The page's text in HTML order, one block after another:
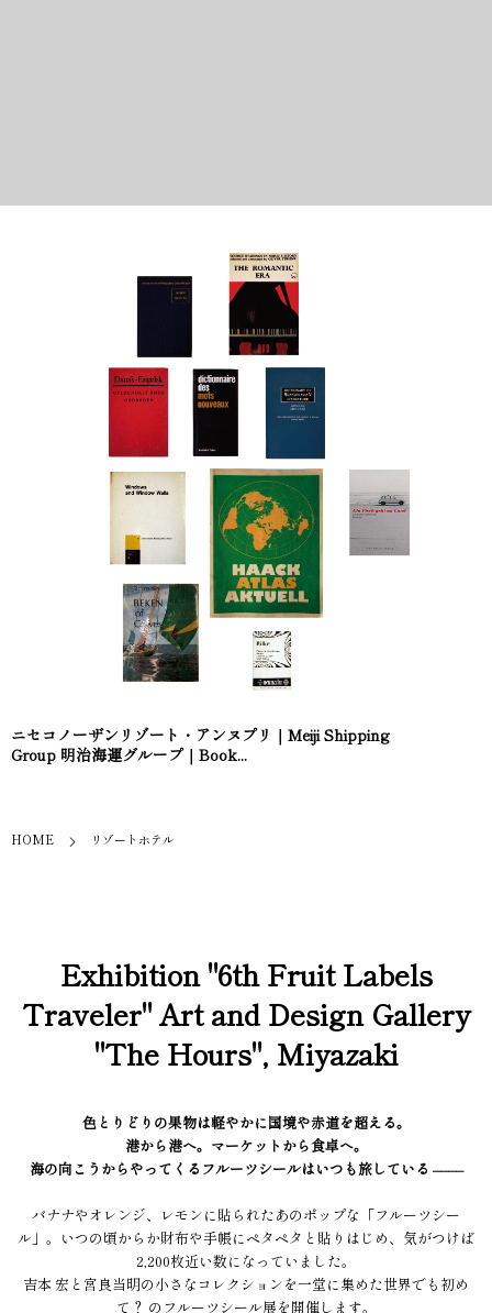
ニセコノーザンリゾート・アンヌプリ｜Meiji Shipping
Group 明治海運グループ｜Book...
HOME リゾートホテル
Exhibition "6th Fruit Labels
Traveler" Art and Design Gallery
"The Hours", Miyazaki
色とりどりの果物は軽やかに国境や赤道を超える。
港から港へ。マーケットから食卓へ。
海の向こうからやってくるフルーツシールはいつも旅している ––––
バナナやオレンジ、レモンに貼られたあのポップな「フルーツシー
ル」。いつの頃からか財布や手帳にペタペタと貼りはじめ、気がつけば
2,200枚近い数になっていました。
吉本 宏と宮良当明の小さなコレクションを一堂に集めた世界でも初め
て？ のフルーツシール展を開催します。